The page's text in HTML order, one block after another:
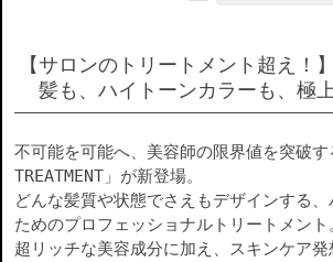
【サロンのトリートメント超え！
髪も、ハイトーンカラーも、極
不可能を可能へ、美容師の限界値を突破す
TREATMENT」が新登場。
どんな髪質や状態でさえもデザインする
ためのプロフェッショナルトリートメント
超リッチな美容成分に加え、スキンケア